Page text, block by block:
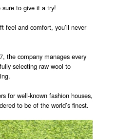
sure to give it a try!
feel and comfort, you’ll never
the company manages every
selecting raw wool to
for well-known fashion houses,
to be of the world’s finest.